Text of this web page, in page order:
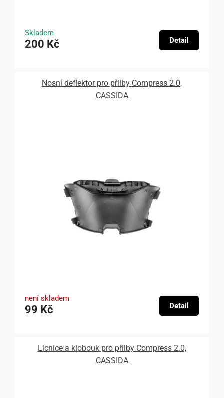
Skladem
200 Kč Detail
Nosní deflektor pro přilby Compress 2.0,
CASSIDA
není skladem
99 Kč Detail
Lícnice a klobouk pro přilby Compress 2.0,
CASSIDA